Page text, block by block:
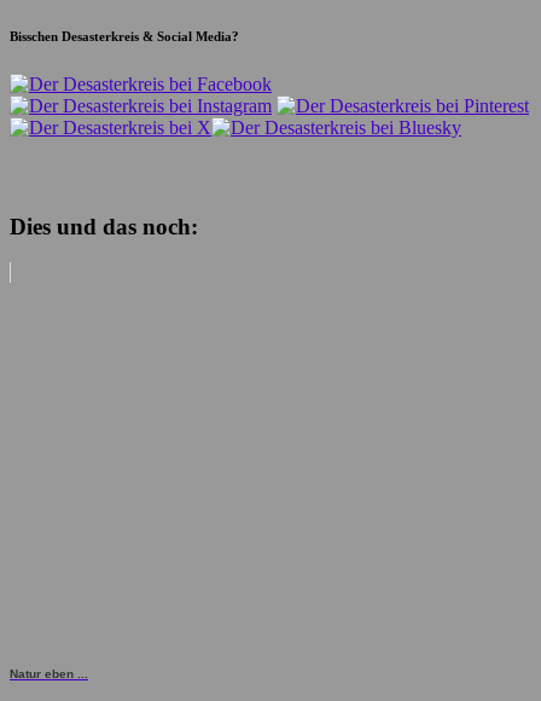
Bisschen Desasterkreis & Social Media?
Dies und das noch:
Natur eben ...